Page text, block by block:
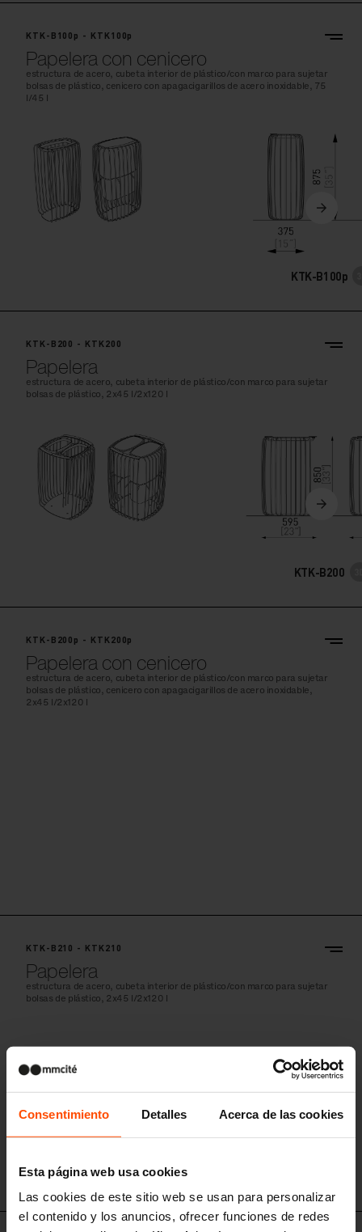
Consentimiento Detalles Acerca de las cookies
Esta página web usa cookies
Las cookies de este sitio web se usan para personalizar
el contenido y los anuncios, ofrecer funciones de redes
KTK-B100p - KTK100p
Papelera con cenicero
estructura de acero, cubeta interior de plástico/con marco para sujetar
bolsas de plástico, cenicero con apagacigarillos de acero inoxidable, 75
l/45 l
KTK-B100p
KTK-B200 - KTK200
Papelera
estructura de acero, cubeta interior de plástico/con marco para sujetar
bolsas de plástico, 2x45 l/2x120 l
KTK-B200
KTK-B200p - KTK200p
Papelera con cenicero
estructura de acero, cubeta interior de plástico/con marco para sujetar
bolsas de plástico, cenicero con apagacigarillos de acero inoxidable,
2x45 l/2x120 l
KTK-B210 - KTK210
Papelera
estructura de acero, cubeta interior de plástico/con marco para sujetar
bolsas de plástico, 2x45 l/2x120 l